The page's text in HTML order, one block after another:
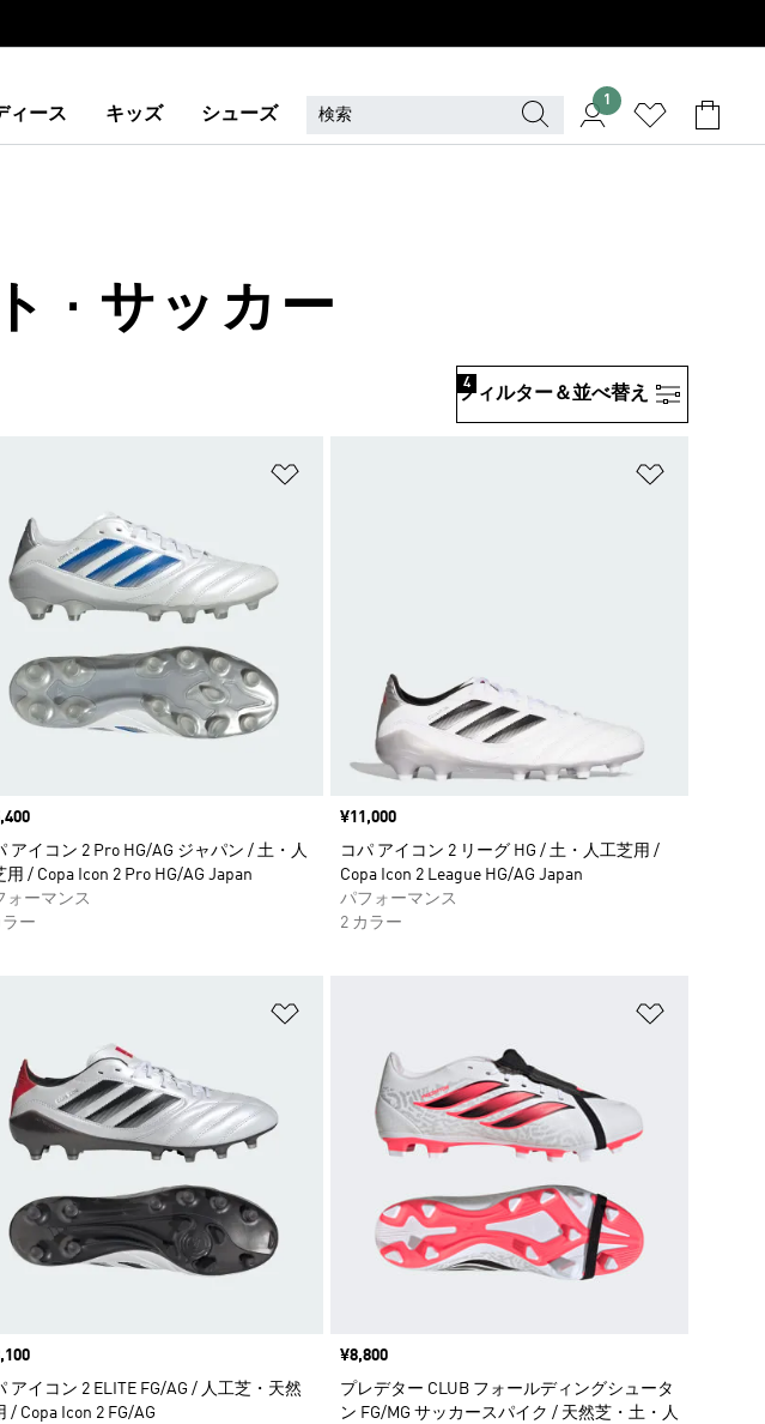
ィース キッズ シューズ
1
· サッカー
フィルター＆並べ替え
4
アイコン 2 Pro HG/AG ジャパン / 土・人
用 / Copa Icon 2 Pro HG/AG Japan
ォーマンス
ラー
価格
¥11,000
コパ アイコン 2 リーグ HG / 土・人工芝用 /
Copa Icon 2 League HG/AG Japan
パフォーマンス
2 カラー
アイコン 2 ELITE FG/AG / 人工芝・天然
/ Copa Icon 2 FG/AG
価格
¥8,800
プレデター CLUB フォールディングシュータ
ン FG/MG サッカースパイク / 天然芝・土・人